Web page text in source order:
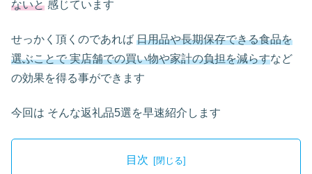
ないと 感じています
せっかく頂くのであれば 日用品や長期保存できる食品を
選ぶことで 実店舗での買い物や家計の負担を減らすなど
の効果を得る事ができます
今回は そんな返礼品5選を早速紹介します
目次